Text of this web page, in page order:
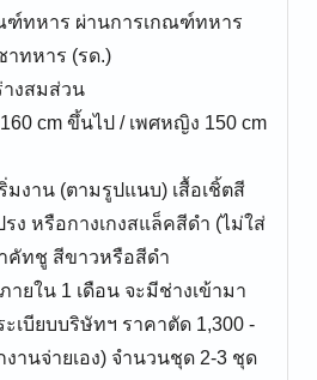
ฑ์ทหาร ผ่านการเกณฑ์ทหาร
าทหาร (รด.)
งสมส่วน
cm ขึ้นไป / เพศหญิง 150 cm
มงาน (ตามรูปแนบ) เสื้อเชิ้ตสี
ง หรือกางเกงสแล็คสีดำ (ไม่ใส่
าคัทชู สีขาวหรือสีดำ
ายใน 1 เดือน จะมีช่างเข้ามา
เบียบบริษัทฯ ราคาตัด 1,300 -
านจ่ายเอง) จำนวนชุด 2-3 ชุด